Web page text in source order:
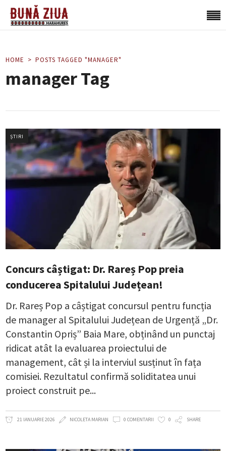
HOME POSTS TAGGED "MANAGER"
manager Tag
ȘTIRI
Concurs câștigat: Dr. Rareș Pop preia
conducerea Spitalului Județean!
Dr. Rareș Pop a câștigat concursul pentru funcția
de manager al Spitalului Județean de Urgență „Dr.
Constantin Opriș” Baia Mare, obținând un punctaj
ridicat atât la evaluarea proiectului de
management, cât și la interviul susținut în fața
comisiei. Rezultatul confirmă soliditatea unui
proiect construit pe
21 IANUARIE 2026 NICOLETA MARIAN 0 COMENTARII 0 SHARE